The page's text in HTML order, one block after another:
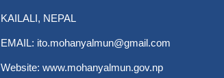
KAILALI, NEPAL
EMAIL: ito.mohanyalmun@gmail.com
Website: www.mohanyalmun.gov.np